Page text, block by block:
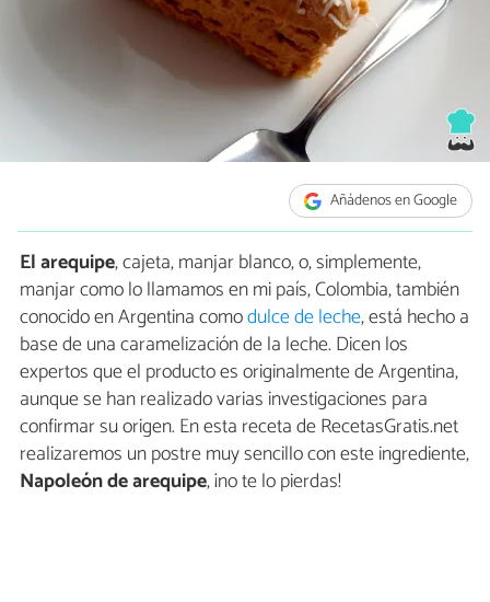
Añádenos en Google
El arequipe, cajeta, manjar blanco, o, simplemente,
manjar como lo llamamos en mi país, Colombia, también
conocido en Argentina comodulce de leche, está hecho a
base de una caramelización de la leche. Dicen los
expertos que el producto es originalmente de Argentina,
aunque se han realizado varias investigaciones para
confirmar su origen. En esta receta de RecetasGratis.net
realizaremos un postre muy sencillo con este ingrediente,
Napoleón de arequipe, ¡no te lo pierdas!